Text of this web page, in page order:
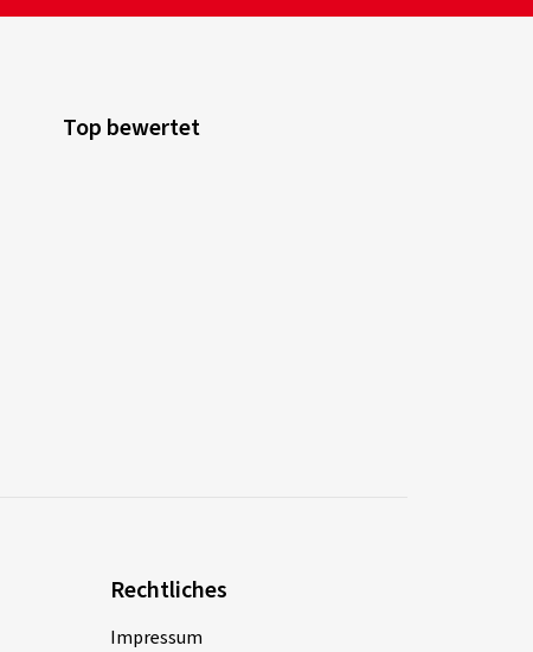
Top bewertet
Rechtliches
Impressum